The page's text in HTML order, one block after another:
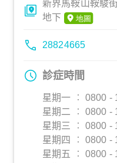
新界馬鞍山鞍駿
地下
28824665
診症時間
星期一 ︰ 0800 -
星期二 ︰ 0800 -
星期三 ︰ 0800 -
星期四 ︰ 0800 -
星期五 ︰ 0800 -